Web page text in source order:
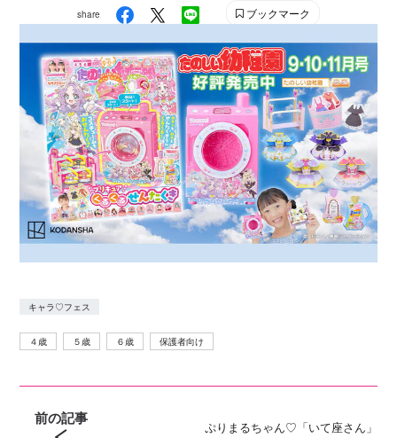
いい」をお届けします。
share ブックマーク
キャラ♡フェス
４歳 ５歳 ６歳 保護者向け
前の記事 ぷりまるちゃん♡「いて座さん」